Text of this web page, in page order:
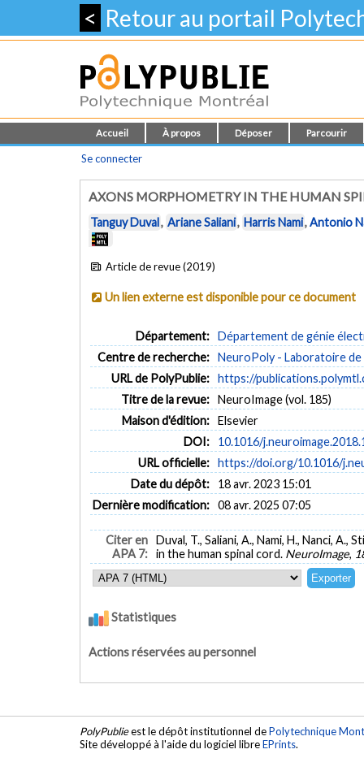
< Retour au portail
Accueil À propos Déposer Parcourir
Se connecter
AXONS MORPHOMETRY IN THE HUMAN
Tanguy Duval, Ariane Saliani, Harris Nami,Antonio
Article de revue (2019)
Un lien externe est disponible pour ce document
Département: Département de génie
Centre de recherche: NeuroPoly - Laboratoire de
URL de PolyPublie: https://
Titre de la revue: NeuroImage (vol. 185)
Maison d'édition: Elsevier
DOI:
10.1016/
URL officielle: https://doi.org/10.1016/
Date du dépôt:
18 avr. 2023 15:01
Dernière modification: 08 avr. 2025 07:05
Citer en
APA 7:
Duval, T., Saliani, A., Nami, H., Nanci,
in the human spinal cord. NeuroImage,
Statistiques
Actions réservées au personnel
PolyPublieest le dépôt institutionnel dePolytechnique
Site développé à l'aide du logiciel libreEPrints.